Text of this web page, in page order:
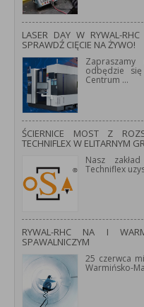
LASER DAY W RYWAL-
SPRAWDŹ CIĘCIE NA ŻYWO!
odbędzie
Centrum ...
ŚCIERNICE MOST Z
TECHNIFLEX W ELITARNYM
Nasz
Techniflex
RYWAL-RHC NA I
SPAWALNICZYM
25 czerwca
Warmińsko-